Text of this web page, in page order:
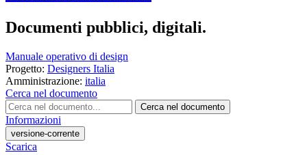
Documenti pubblici, digitali.
Manuale operativo di design
Progetto: Designers Italia
Amministrazione: italia
Cerca nel documento
Cerca nel documento
Informazioni
versione-corrente
Scarica